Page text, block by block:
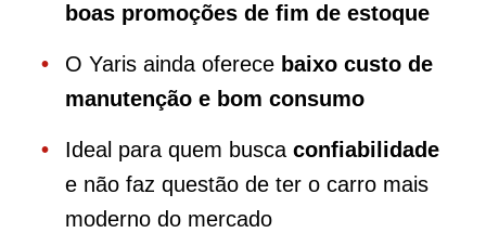
boas promoções de fim de estoque
O Yaris ainda oferece baixo custo de
manutenção e bom consumo
Ideal para quem busca confiabilidade
e não faz questão de ter o carro mais
moderno do mercado